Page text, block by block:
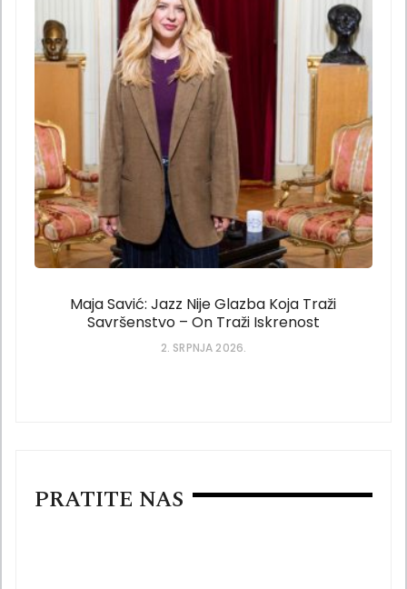
Maja Savić: Jazz Nije Glazba Koja Traži
Savršenstvo – On Traži Iskrenost
2. SRPNJA 2026.
PRATITE NAS